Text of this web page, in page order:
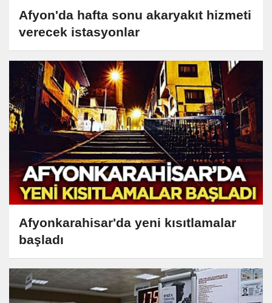
Afyon'da hafta sonu akaryakıt hizmeti
verecek istasyonlar
Afyonkarahisar'da yeni kısıtlamalar
başladı